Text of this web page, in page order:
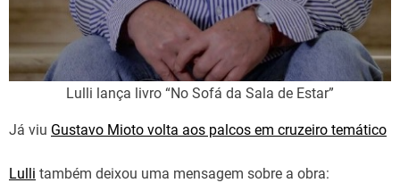
Lulli lança livro “No Sofá da Sala de Estar”
Já viu Gustavo Mioto volta aos palcos em cruzeiro temático
Lulli também deixou uma mensagem sobre a obra: